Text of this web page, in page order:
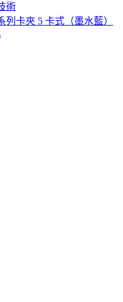
術
卡夾 5 卡式（墨水藍）